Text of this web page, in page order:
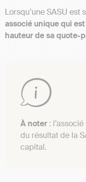
Lorsqu’une SASU est
associé unique qui
hauteur de sa quote-
À noter :
du résultat de la
capital.